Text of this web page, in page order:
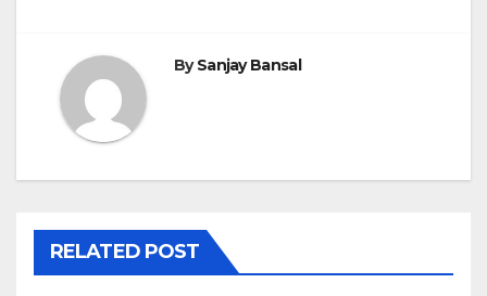
o
k
BySanjay Bansal
RELATED POST